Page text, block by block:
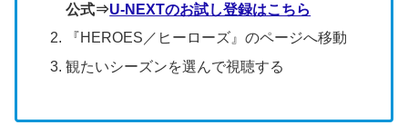
公式⇒U-NEXTのお試し登録はこちら
『HEROES／ヒーローズ』のページへ移動
観たいシーズンを選んで視聴する